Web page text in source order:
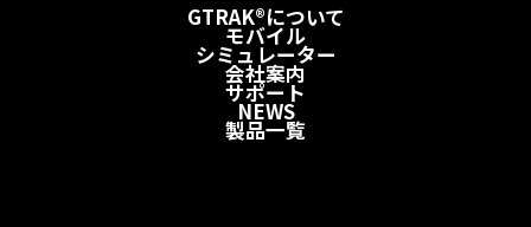
GTRAK®について
モバイル
シミュレーター
会社案内
サポート
NEWS
製品一覧